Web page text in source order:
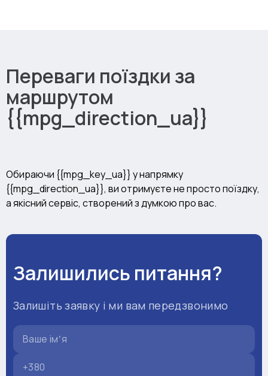
Переваги поїздки за
маршрутом
{{mpg_direction_ua}}
Обираючи {{mpg_key_ua}} у напрямку
{{mpg_direction_ua}}, ви отримуєте не просто поїздку,
а якісний сервіс, створений з думкою про вас.
Залишились питання?
Залишіть заявку і ми вам передзвонимо